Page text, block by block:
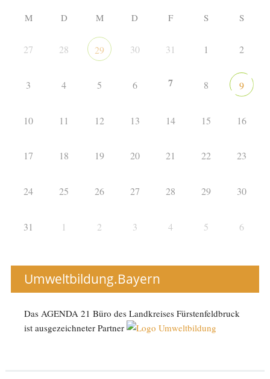
M D M D F S S
27 28 29 30 31 1 2
3 4 5 6 7 8 9
10 11 12 13 14 15 16
17 18 19 20 21 22 23
24 25 26 27 28 29 30
31 1 2 3 4 5 6
Umweltbildung.Bayern
Das AGENDA 21 Büro des Landkreises Fürstenfeldbruck
ist ausgezeichneter Partner